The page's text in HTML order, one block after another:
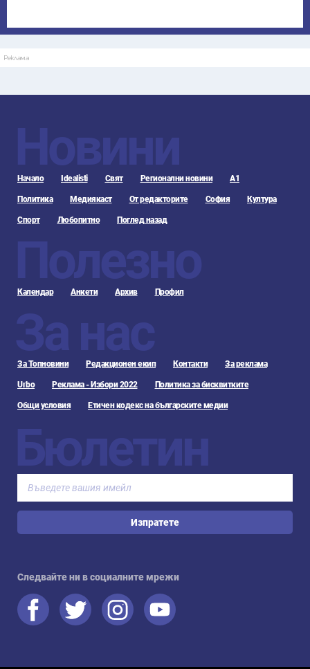
Реклама
Новини
Начало Idealisti Свят Регионални новини А1
Политика Медиякаст От редакторите София Култура
Спорт Любопитно Поглед назад
Полезно
Календар Анкети Архив Профил
За нас
За Топновини Редакционен екип Контакти За реклама
Urbo Реклама - Избори 2022 Политика за бисквитките
Общи условия Етичен кодекс на българските медии
Бюлетин
Изпратете
Следвайте ни в социалните мрежи